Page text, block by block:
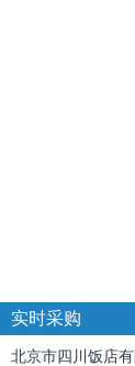
实时采购
北京市四川饭店